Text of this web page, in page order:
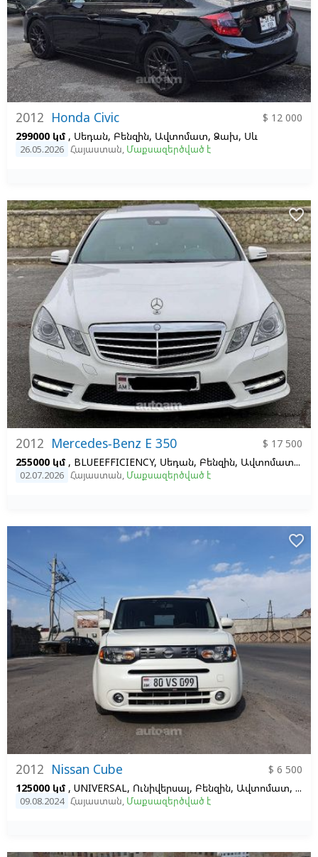
2012 Honda Civic
$ 12 000
299000 կմ , Սեդան, Բենզին, Ավտոմատ, Ձախ, Սև
26.05.2026 Հայաստան, Մաքսազերծված է
2012 Mercedes-Benz E 350
$ 17 500
255000 կմ , BLUEEFFICIENCY, Սեդան, Բենզին, Ավտոմատ, Ձախ,
02.07.2026 Հայաստան, Մաքսազերծված է
favorite_border
2012 Nissan Cube
$ 6 500
125000 կմ , UNIVERSAL, Ունիվերսալ, Բենզին, Ավտոմատ, Ձախ,
09.08.2024 Հայաստան, Մաքսազերծված է
favorite_border